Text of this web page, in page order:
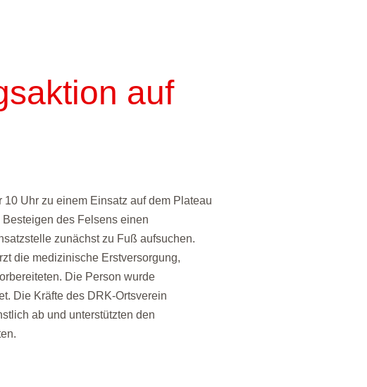
auf
Uhr zu einem Einsatz auf dem Plateau
des Felsens einen
zunächst zu Fuß aufsuchen.
die medizinische Erstversorgung,
Die Person wurde
Die Kräfte des DRK-Ortsverein
ab und unterstützten den